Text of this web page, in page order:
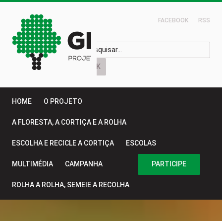
FACEBOOK RSS
HOME O PROJETO
A FLORESTA, A CORTIÇA E A ROLHA
ESCOLHA E RECICLE A CORTIÇA ESCOLAS
MULTIMÉDIA PARTICIPE
CAMPANHA
ROLHA A ROLHA, SEMEIE A RECOLHA